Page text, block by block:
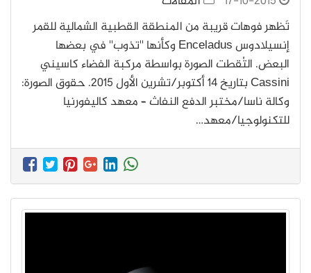
تَظهر فوهات قريبة من المنطقة القطبية الشمالية للقمر
إنسيلادوس Enceladus وكأنها ''تذوب'' في بعضها
البعض. التُقطت الصورة بواسطة مركبة الفضاء كاسيني
Cassini بتاريخ 14 أكتوبر/تشرين الأول 2015. حقوق الصورة:
وكالة ناسا/مختبر الدفع النفاث – معهد كاليفورنيا
للتكنولوجيا/معهد…